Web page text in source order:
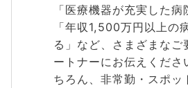
「医療機器が充実した病
「年収1,500万円以上の
る」など、さまざまなご
ートナーにお伝えくださ
ちろん、非常勤・スポッ